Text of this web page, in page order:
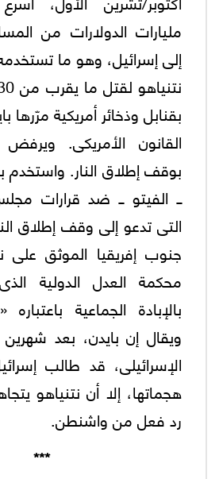
مليارات الدولارات من
إلى إسرائيل، وهو ما
بقنابل وذخائر أمريكية مرّرها
القانون الأمريكى. ويرفض
بوقف إطلاق النار.
ــ الفيتو ــ ضد قرارات
التى تدعو إلى وقف إطلاق
جنوب إفريقيا الموثق
محكمة العدل الدولية
بالإبادة الجماعية
ويقال إن بايدن، بعد
الإسرائيلى، قد طالب
هجماتها، إلا أن نتنياهو
رد فعل من واشنطن.
***